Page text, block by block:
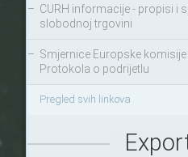
– CURH informacije - propisi i
slobodnoj trgovini
– Smjernice Europske
Protokola o podrijetlu
Pregled svih linkova